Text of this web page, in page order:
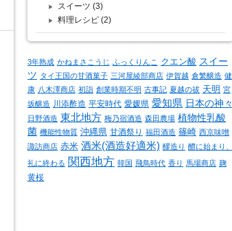
スイーツ (3)
料理レシピ (2)
3年熟成 かねまさこうじ ふっくりんこ クエン酸 スイー
ツ タイ王国の甘酒菓子 三河屋綾部商店 伊賀越 倉繁醸造 健
康 八木澤商店 初詣 創業時期不明 古事記 夏越の祓 天明 宮
坂醸造 川添酢造 平安時代 愛媛県 愛知県 日本の神々
日野酒造 東北地方 梅乃宿酒造 森田農場 植物性乳酸
菌 機能性物質 沖縄県 甘酒祭り 福田酒造 篠崎 西京味噌
諏訪商店 赤米 酒米(酒造好適米) 醪造り 醴に始まり、
礼に終わる 関西地方 韓国 飛鳥時代 香り 馬場商店 麹
黄桜